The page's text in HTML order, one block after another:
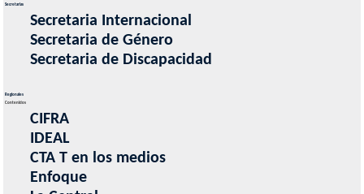
Secretarias
Secretaria Internacional
Secretaria de Género
Secretaria de Discapacidad
Regionales
Contenidos
CIFRA
IDEAL
CTA T en los medios
Enfoque